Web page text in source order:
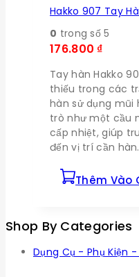
Hakko 907 Tay
0 trong số 5
176.800 ₫
Tay hàn Hakko
thiếu trong các
hàn sử dụng mũi
trò như một cầu
cấp nhiệt, giúp
đến vị trí cần hàn.
Thêm Vào
Shop By Categories
Dụng Cụ - Phụ Kiện